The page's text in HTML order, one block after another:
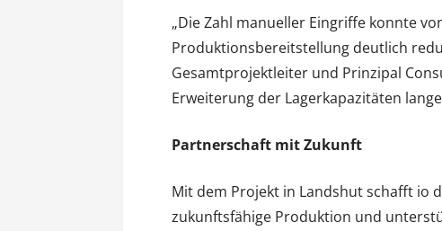
„Die Zahl manueller Eingriffe konnte
Produktionsbereitstellung deutlich
Gesamtprojektleiter und Prinzipal
Erweiterung der Lagerkapazitäten
Partnerschaft mit Zukunft
Mit dem Projekt in Landshut schafft io
zukunftsfähige Produktion und